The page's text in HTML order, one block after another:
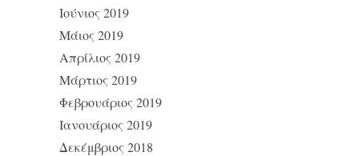
Ιούνιος 2019
Μάιος 2019
Απρίλιος 2019
Μάρτιος 2019
Φεβρουάριος 2019
Ιανουάριος 2019
Δεκέμβριος 2018